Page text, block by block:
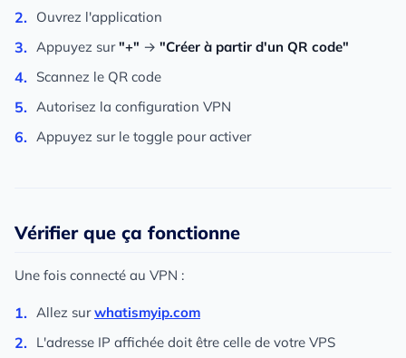
Ouvrez l'application
Appuyez sur"+" → "Créer à partir d'un QR code"
Scannez le QR code
Autorisez la configuration VPN
Appuyez sur le toggle pour activer
Vérifier que ça fonctionne
Une fois connecté au VPN :
Allez surwhatismyip.com
L'adresse IP affichée doit être celle de votre VPS